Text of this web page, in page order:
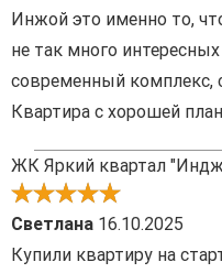
Инжой это именно то,
не так много
современный комплекс,
Квартира с хорошей
ЖК Яркий квартал
Светлана 16.10.2025
Купили квартиру на